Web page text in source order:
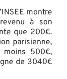
montre
à son
que 200€.
parisienne,
500€,
de 3040€